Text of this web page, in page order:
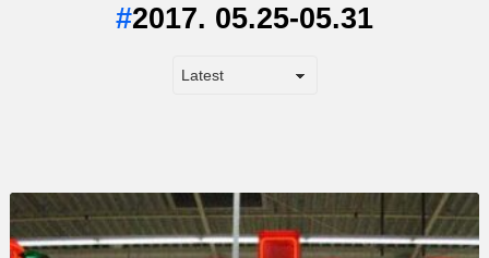
2017. 05.25-05.31
LATEST
STORY